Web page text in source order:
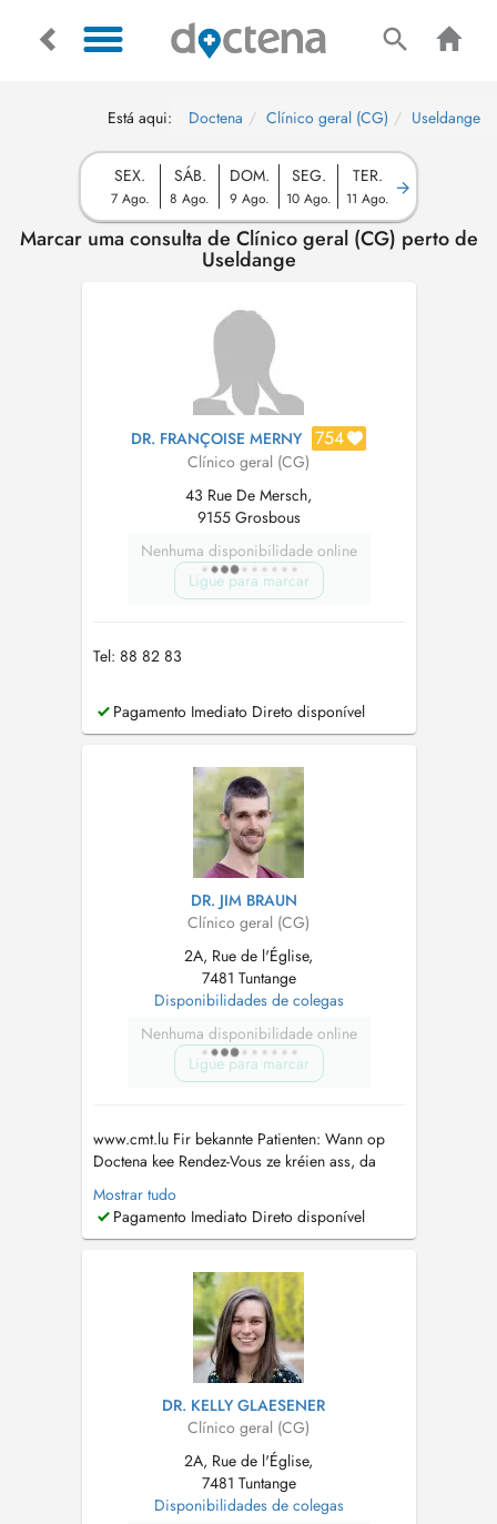
Está aqui: Doctena Clínico geral (CG) Useldange
SEX.
7 Ago.
SÁB.
8 Ago.
DOM.
9 Ago.
SEG.
10 Ago.
TER.
11 Ago.
Marcar uma consulta de Clínico geral (CG) perto de
Useldange
DR. FRANÇOISE MERNY 754
Clínico geral (CG)
43 Rue De Mersch,
9155 Grosbous
Nenhuma disponibilidade online
Ligue para marcar
Tel: 88 82 83
Pagamento Imediato Direto disponível
DR. JIM BRAUN
Clínico geral (CG)
2A, Rue de l'Église,
7481 Tuntange
Disponibilidades de colegas
Nenhuma disponibilidade online
Ligue para marcar
www.cmt.lu Fir bekannte Patienten: Wann op
Doctena kee Rendez-Vous ze kréien ass, da
rufft eis gären un. Pour patients connus: Si
vous ne trouvez pas de rendez-vous sur
Doctena, n'hésitez pas de nous appeler....
Mostrar tudo
Pagamento Imediato Direto disponível
DR. KELLY GLAESENER
Clínico geral (CG)
2A, Rue de l'Église,
7481 Tuntange
Disponibilidades de colegas